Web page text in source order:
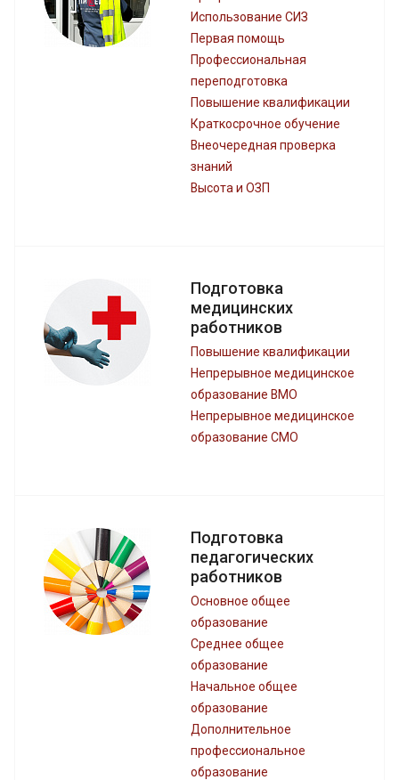
Использование СИЗ
Первая помощь
Профессиональная
переподготовка
Повышение квалификации
Краткосрочное обучение
Внеочередная проверка
знаний
Высота и ОЗП
Подготовка
медицинских
работников
Повышение квалификации
Непрерывное медицинское
образование ВМО
Непрерывное медицинское
образование СМО
Подготовка
педагогических
работников
Основное общее
образование
Среднее общее
образование
Начальное общее
образование
Дополнительное
профессиональное
образование